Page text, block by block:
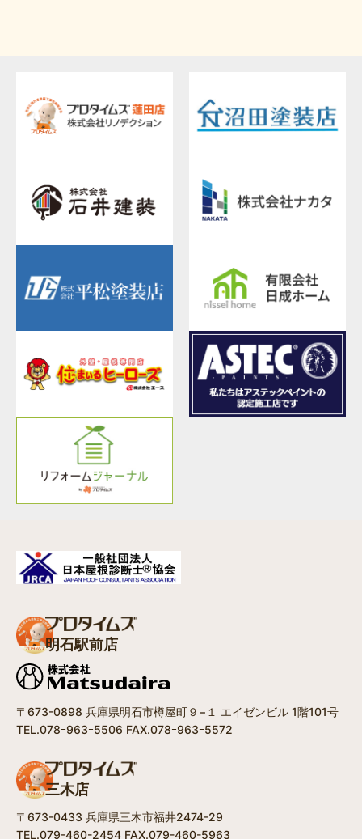
明石駅前店
〒673-0898 兵庫県明石市樽屋町９−１ エイゼンビル 1階101号
TEL.078ｰ963ｰ5506 FAX.078ｰ963ｰ5572
三木店
〒673-0433 兵庫県三木市福井2474-29
TEL.079-460-2454 FAX.079-460-5963